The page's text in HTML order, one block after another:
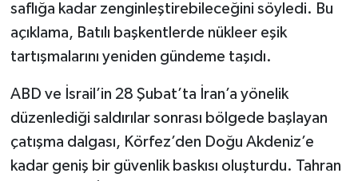
saflığa kadar zenginleştirebileceğini söyledi. Bu
açıklama, Batılı başkentlerde nükleer eşik
tartışmalarını yeniden gündeme taşıdı.
ABD ve İsrail’in 28 Şubat’ta İran’a yönelik
düzenlediği saldırılar sonrası bölgede başlayan
çatışma dalgası, Körfez’den Doğu Akdeniz’e
kadar geniş bir güvenlik baskısı oluşturdu. Tahran